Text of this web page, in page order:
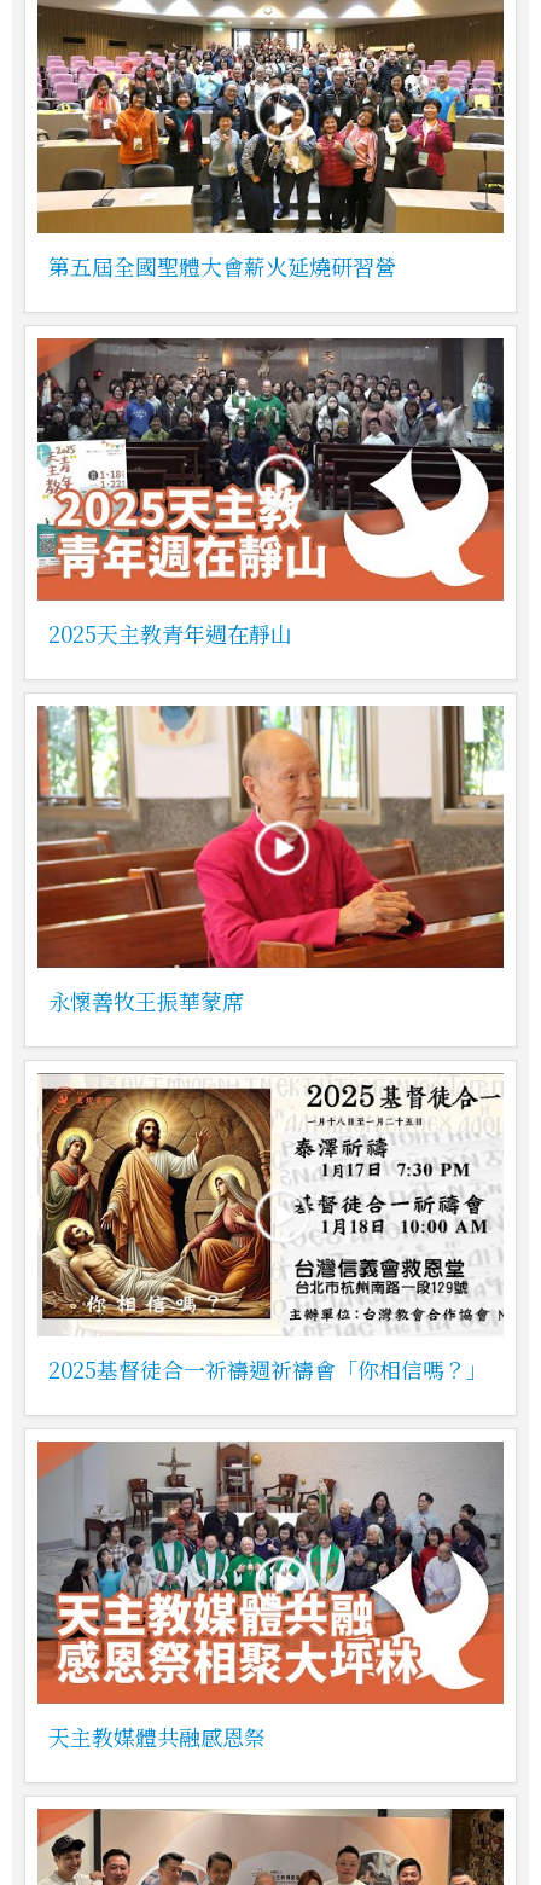
第五屆全國聖體大會薪火延燒研習營
2025天主教青年週在靜山
永懷善牧王振華蒙席
2025基督徒合一祈禱週祈禱會「你相信嗎？」
天主教媒體共融感恩祭